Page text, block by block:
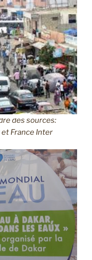
des sources:
France Inter